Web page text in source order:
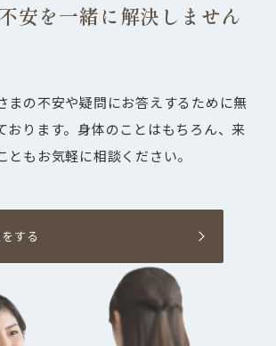
安を一緒に解決しません
まの不安や疑問にお答えするために無
おります。身体のことはもちろん、来
ともお気軽に相談ください。
する